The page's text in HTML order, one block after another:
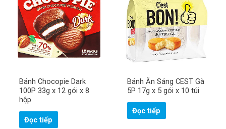
Bánh Chocopie Dark
100P 33g x 12 gói x 8
hộp
Đọc tiếp
Bánh Ăn Sáng CEST Gà
5P 17g x 5 gói x 10 túi
Đọc tiếp